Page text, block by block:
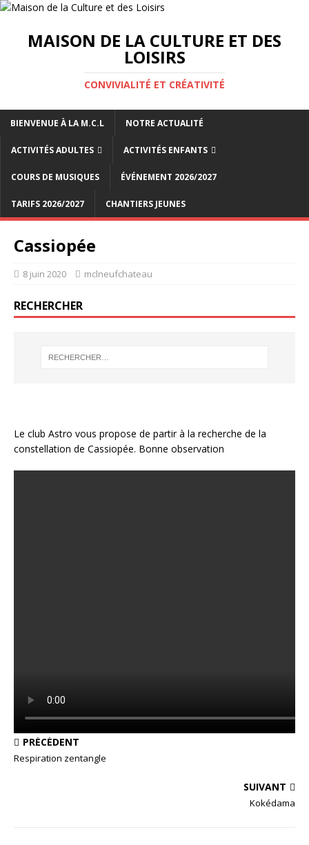
MAISON DE LA CULTURE ET DES
LOISIRS
CONVIVIALITÉ ET CRÉATIVITÉ
BIENVENUE À LA M.C.L NOTRE ACTUALITÉ
ACTIVITÉS ADULTES ACTIVITÉS ENFANTS
COURS DE MUSIQUES ÉVÉNEMENT 2026/2027
TARIFS 2026/2027 CHANTIERS JEUNES
Cassiopée
8 juin 2020 mclneufchateau
RECHERCHER
Le club Astro vous propose de partir à la recherche de la
constellation de Cassiopée. Bonne observation
PRÉCÉDENT
Respiration zentangle
SUIVANT
Kokédama